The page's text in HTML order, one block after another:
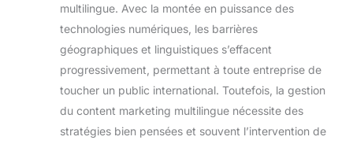
multilingue. Avec la montée en puissance des
technologies numériques, les barrières
géographiques et linguistiques s’effacent
progressivement, permettant à toute entreprise de
toucher un public international. Toutefois, la gestion
du content marketing multilingue nécessite des
stratégies bien pensées et souvent l’intervention de